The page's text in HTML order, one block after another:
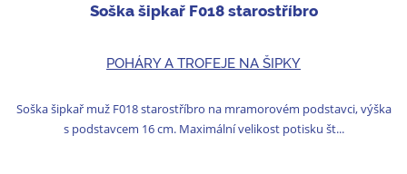
Soška šipkař F018 starostříbro
POHÁRY A TROFEJE NA ŠIPKY
Soška šipkař muž F018 starostříbro na mramorovém podstavci, výška
s podstavcem 16 cm. Maximální velikost potisku št...